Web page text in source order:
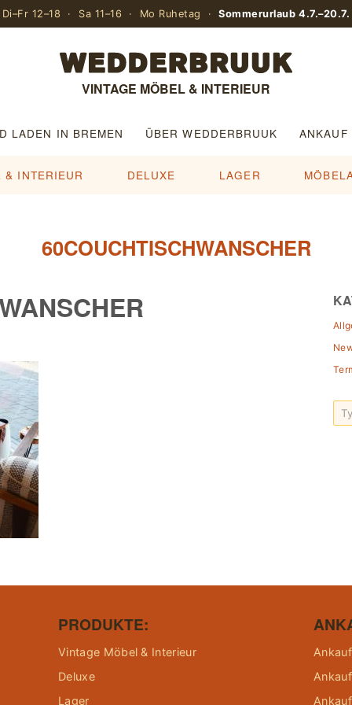
Di–Fr 12–18 · Sa 11–16 · Mo Ruhetag ·Sommerurlaub 4.7.–20.7.
VINTAGE MÖBEL & INTERIEUR
LADEN IN BREMEN ÜBER WEDDERBRUUK ANKAUF
& INTERIEUR DELUXE LAGER
60COUCHTISCHWANSCHER
PRODUKTE:
Vintage Möbel & Interieur
Deluxe
Lager